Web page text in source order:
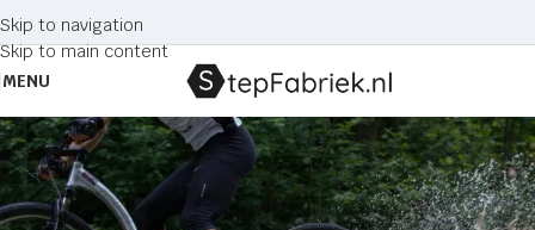
Skip to navigation
Skip to main content
MENU
Kickbike Safari Limited Edition
step